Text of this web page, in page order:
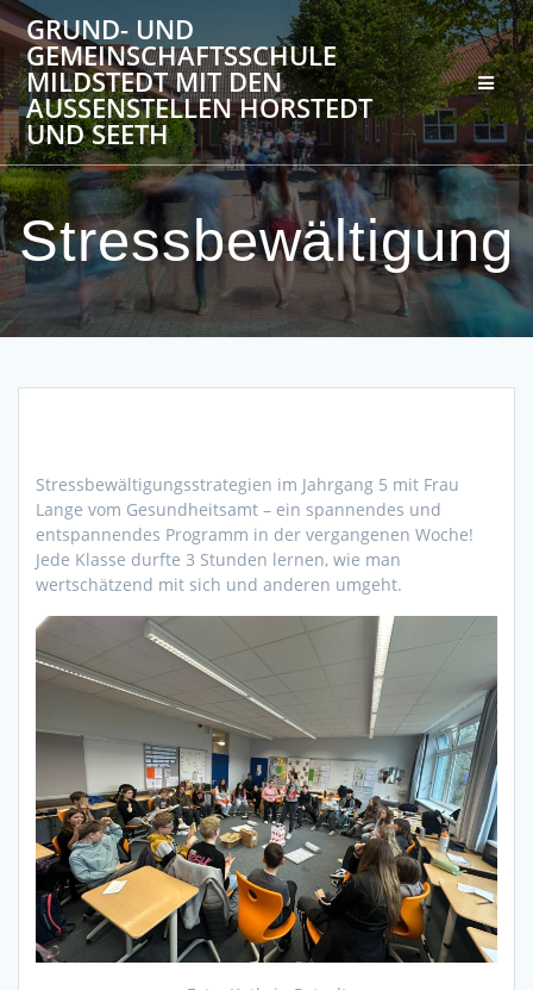
Zum
Inhalt
springen
GRUND- UND
GEMEINSCHAFTSSCHULE
MILDSTEDT MIT DEN
AUSSENSTELLEN HORSTEDT U
ND SEETH
Stressbewältigung
Stressbewältigungsstrategien im Jahrgang 5 mit Frau
Lange vom Gesundheitsamt – ein spannendes und
entspannendes Programm in der vergangenen Woche!
Jede Klasse durfte 3 Stunden lernen, wie man
wertschätzend mit sich und anderen umgeht.